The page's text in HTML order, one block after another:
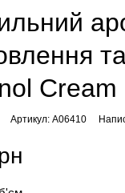
Cream
Артикул: A06410